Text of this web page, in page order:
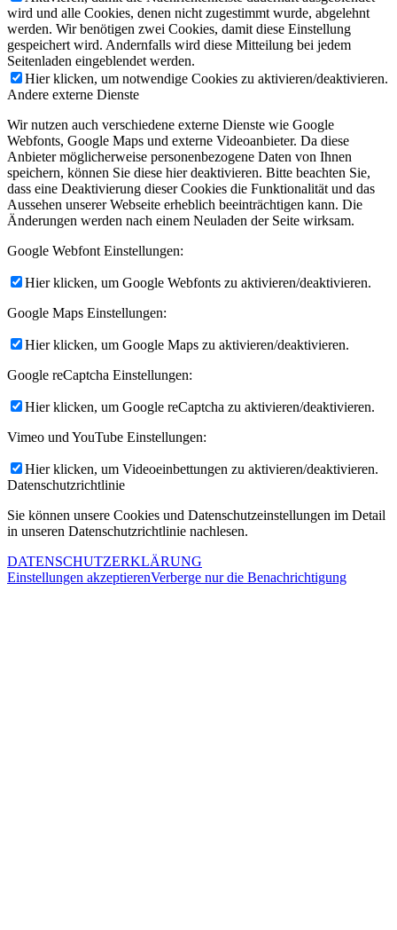
wird und alle Cookies, denen nicht zugestimmt wurde, abgelehnt
werden. Wir benötigen zwei Cookies, damit diese Einstellung
gespeichert wird. Andernfalls wird diese Mitteilung bei jedem
Seitenladen eingeblendet werden.
Hier klicken, um notwendige Cookies zu aktivieren/deaktivieren.
Andere externe Dienste
Wir nutzen auch verschiedene externe Dienste wie Google
Webfonts, Google Maps und externe Videoanbieter. Da diese
Anbieter möglicherweise personenbezogene Daten von Ihnen
speichern, können Sie diese hier deaktivieren. Bitte beachten Sie,
dass eine Deaktivierung dieser Cookies die Funktionalität und das
Aussehen unserer Webseite erheblich beeinträchtigen kann. Die
Änderungen werden nach einem Neuladen der Seite wirksam.
Google Webfont Einstellungen:
Hier klicken, um Google Webfonts zu aktivieren/deaktivieren.
Google Maps Einstellungen:
Hier klicken, um Google Maps zu aktivieren/deaktivieren.
Google reCaptcha Einstellungen:
Hier klicken, um Google reCaptcha zu aktivieren/deaktivieren.
Vimeo und YouTube Einstellungen:
Hier klicken, um Videoeinbettungen zu aktivieren/deaktivieren.
Datenschutzrichtlinie
Sie können unsere Cookies und Datenschutzeinstellungen im Detail
in unseren Datenschutzrichtlinie nachlesen.
DATENSCHUTZERKLÄRUNG
Einstellungen akzeptierenVerberge nur die Benachrichtigung